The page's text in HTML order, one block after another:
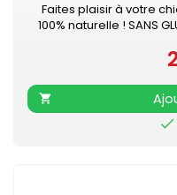
Faites plaisir à votre
100% naturelle ! SANS

